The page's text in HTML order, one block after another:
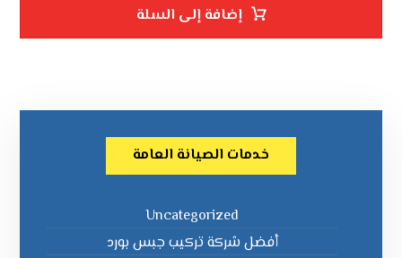
إضافة إلى السلة
خدمات الصيانة العامة
Uncategorized
أفضل شركة تركيب جبس بورد